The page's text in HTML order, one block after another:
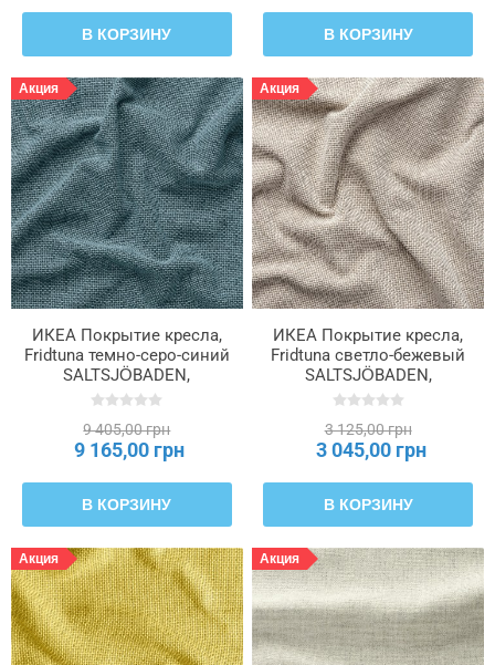
В КОРЗИНУ В КОРЗИНУ
Акция
ИКЕА Покрытие кресла,
Fridtuna темно-серо-синий
SALTSJÖBADEN,
106.170.40
9 405,00 грн
9 165,00 грн
В КОРЗИНУ
Акция
ИКЕА Покрытие кресла,
Fridtuna светло-бежевый
SALTSJÖBADEN,
006.169.94
3 125,00 грн
3 045,00 грн
В КОРЗИНУ
Акция Акция